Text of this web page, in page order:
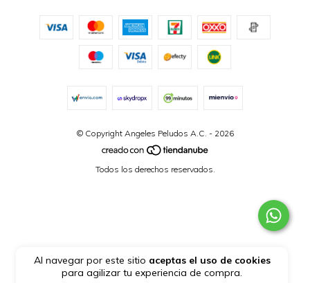
Al navegar por este sitio aceptas el uso de cookies
para agilizar tu experiencia de compra.
© Copyright Angeles Peludos A.C. - 2026
Todos los derechos reservados.